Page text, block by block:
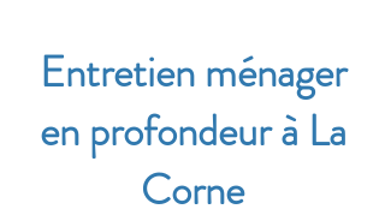
Entretien ménager
en profondeur à La
Corne